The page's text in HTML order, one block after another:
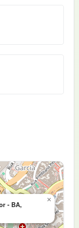
- BA,
×